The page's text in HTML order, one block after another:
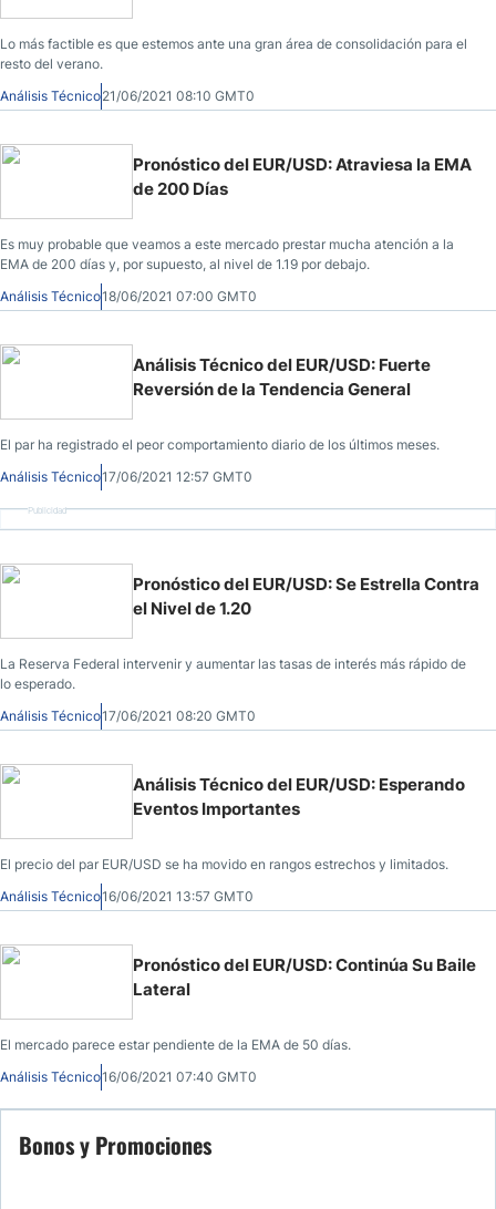
Lo más factible es que estemos ante una gran área de consolidación para el
resto del verano.
Análisis Técnico21/06/2021 08:10 GMT0
Pronóstico del EUR/USD: Atraviesa la EMA
de 200 Días
Es muy probable que veamos a este mercado prestar mucha atención a la
EMA de 200 días y, por supuesto, al nivel de 1.19 por debajo.
Análisis Técnico18/06/2021 07:00 GMT0
Análisis Técnico del EUR/USD: Fuerte
Reversión de la Tendencia General
El par ha registrado el peor comportamiento diario de los últimos meses.
Análisis Técnico17/06/2021 12:57 GMT0
Publicidad
Pronóstico del EUR/USD: Se Estrella Contra
el Nivel de 1.20
La Reserva Federal intervenir y aumentar las tasas de interés más rápido de
lo esperado.
Análisis Técnico17/06/2021 08:20 GMT0
Análisis Técnico del EUR/USD: Esperando
Eventos Importantes
El precio del par EUR/USD se ha movido en rangos estrechos y limitados.
Análisis Técnico16/06/2021 13:57 GMT0
Pronóstico del EUR/USD: Continúa Su Baile
Lateral
El mercado parece estar pendiente de la EMA de 50 días.
Análisis Técnico16/06/2021 07:40 GMT0
Bonos y Promociones